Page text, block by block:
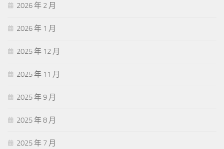
2026 年 2 月
2026 年 1 月
2025 年 12 月
2025 年 11 月
2025 年 9 月
2025 年 8 月
2025 年 7 月